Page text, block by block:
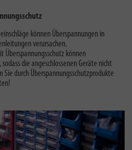
können Überspannungen in
verursachen.
Überspannungsschutz können
die angeschlossenen Geräte nicht
Sie durch Überspannungsschutzprodukte